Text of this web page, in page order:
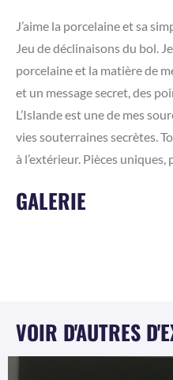
J’aime la porcelaine et sa
Jeu de déclinaisons du bol.
porcelaine et la matière de
et un message secret, des
L’Islande est une de mes
vies souterraines secrètes.
à l’extérieur. Pièces uniques,
GALERIE
VOIR D'AUTRES